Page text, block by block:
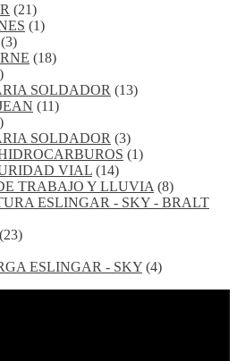
(21)
(1)
(3)
(18)
SOLDADOR (13)
(11)
SOLDADOR (3)
(1)
VIAL (14)
TRABAJO Y LLUVIA (8)
ESLINGAR - SKY - BRALT
(23)
ESLINGAR - SKY (4)